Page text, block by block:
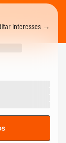
interesses →